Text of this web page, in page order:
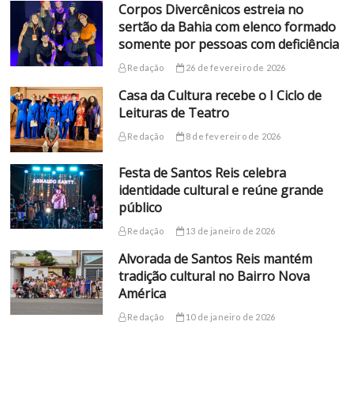
Corpos Divercênicos estreia no
sertão da Bahia com elenco formado
somente por pessoas com deficiência
Redação 26 de fevereiro de 2026
Casa da Cultura recebe o I Ciclo de
Leituras de Teatro
Redação 8 de fevereiro de 2026
Festa de Santos Reis celebra
identidade cultural e reúne grande
público
Redação 13 de janeiro de 2026
Alvorada de Santos Reis mantém
tradição cultural no Bairro Nova
América
Redação 10 de janeiro de 2026